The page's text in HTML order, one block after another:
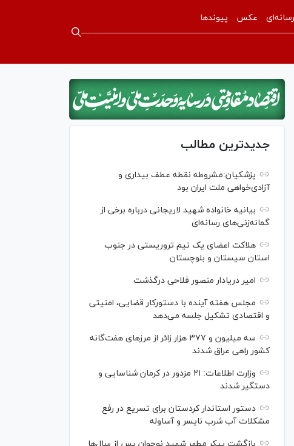
عکس پیوندها
جدیدترین مطالب
پزشکیان:مشروطه نقطه عطف بیداری و
آزادی‌خواهی ملت ایران بود
بیانیه خانواده شهید لاریجانی درباره برخی از
گمانه‌زنی‌های رسانه‌ای
هلاکت اعضای یک تیم تروریستی در جنوب
استان سیستان و بلوچستان
امیر دریادار منصور فلاحی درگذشت
مجلس هفته آینده با دستورکار قضایی، امنیتی
و اقتصادی تشکیل جلسه می‌دهد
سه میلیون و ۳۷۷ هزار زائر از مرز‌های هفت‌گانه
کشور راهی عراق شدند
وزارت اطلاعات: ۲۱ مزدور در کرمان شناسایی و
دستگیر شدند
دستور استاندار کردستان برای تسریع در رفع
مشکلات آب شرب نایسر و آساوله
بازگشت پیکر مطهر شهید نوجوان پس از سال‌ها